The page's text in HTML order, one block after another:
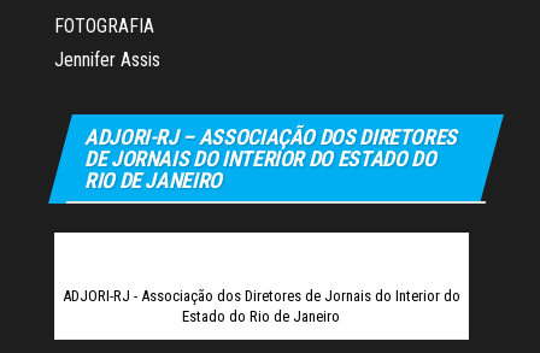
FOTOGRAFIA
Jennifer Assis
ADJORI-RJ – ASSOCIAÇÃO DOS DIRETORES
DE JORNAIS DO INTERIOR DO ESTADO DO
RIO DE JANEIRO
ADJORI-RJ - Associação dos Diretores de Jornais do Interior do
Estado do Rio de Janeiro